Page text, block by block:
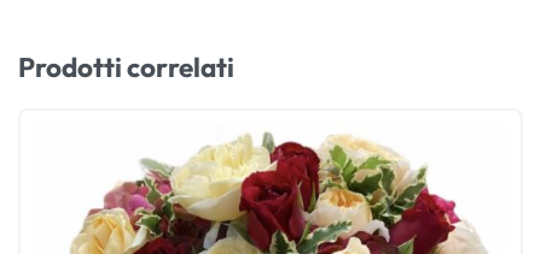
Prodotti correlati